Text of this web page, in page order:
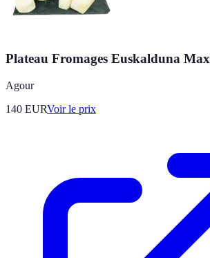
Plateau Fromages Euskalduna
Agour
140 EURVoir le prix